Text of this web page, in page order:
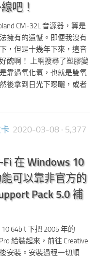
吧！
CM-32L 音源器，算是
擁有的遺憾。即便我沒有
，但是十幾年下來，這音
醜啊！ 上網搜尋了塑膠變
靠過氧化氫，也就是雙氧
後拿到日光下曝曬，或者
2020-03-08 · 5,377
Fi 在 Windows 10
可以靠非官方的
Pack 5.0 補
64bit 下把 2005 年的
給裝起來，前往 Creative
安裝。安裝過程一切順